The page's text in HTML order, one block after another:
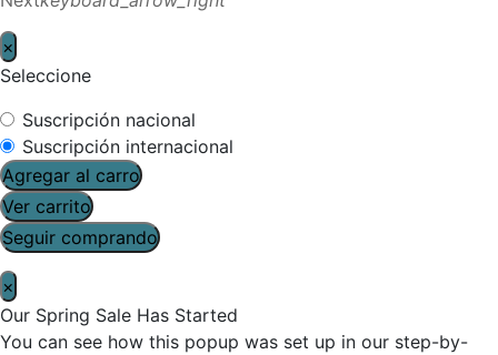
×
Seleccione
Suscripción nacional
Suscripción internacional
Agregar al carro
Ver carrito
Seguir comprando
×
Our Spring Sale Has Started
You can see how this popup was set up in our step-by-